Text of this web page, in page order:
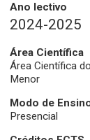
Ano lectivo
2024-2025
Área Científica
Área Científica do
Menor
Modo de
Presencial